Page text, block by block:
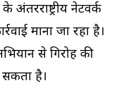
अंतरराष्ट्रीय नेटवर्क
माना जा रहा है।
से गिरोह की
सकता है।